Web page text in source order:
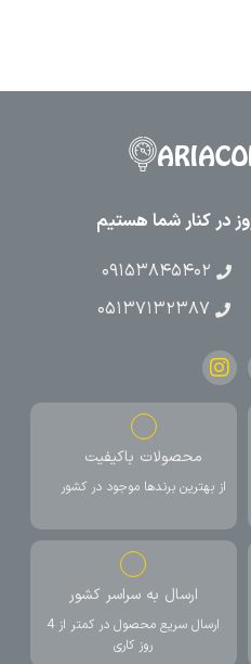
۰۹۱۵۳۸۴۵۴۰۲
۰۵۱۳۷۱۳۲۳۸۷
محصولات باکیفیت
از بهترین برندها موجود در کشور
ارسال به سراسر کشور
ارسال سریع محصول در کمتر از 4
روز کاری